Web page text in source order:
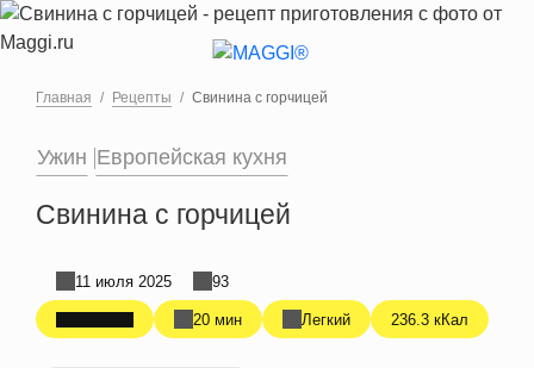
Перейти к основному содержанию
Главная Рецепты Свинина с горчицей
Ужин Европейская кухня
Свинина с горчицей
20 мин Легкий 236.3 кКал
11 июля 2025 93